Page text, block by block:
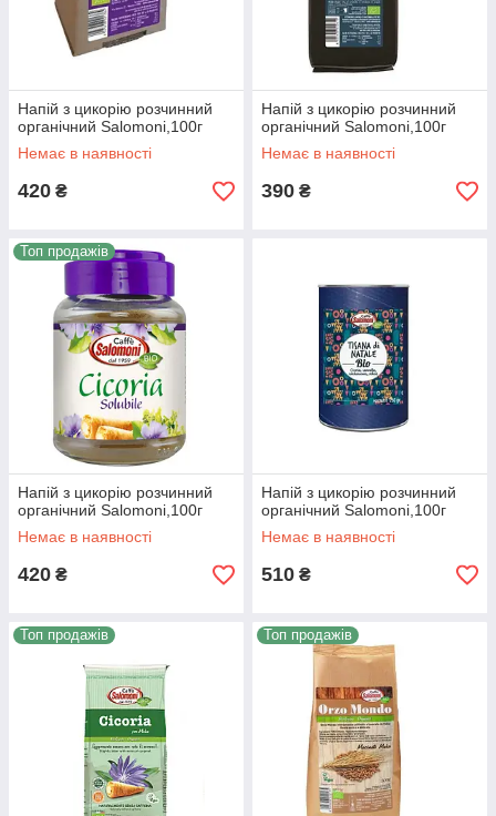
Напій з цикорію розчинний
органічний Salomoni,100г
Немає в наявності
420 ₴
Напій з цикорію розчинний
органічний Salomoni,100г
Немає в наявності
390 ₴
Топ продажів
Напій з цикорію розчинний
органічний Salomoni,100г
Немає в наявності
420 ₴
Напій з цикорію розчинний
органічний Salomoni,100г
Немає в наявності
510 ₴
Топ продажів Топ продажів